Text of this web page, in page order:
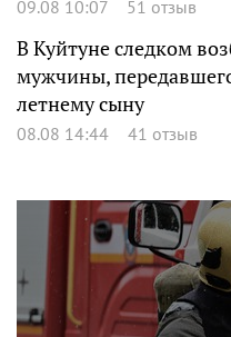
09.08 10:07 51 отзыв
В Куйтуне следком
мужчины,
летнему сыну
08.08 14:44 41 отзыв